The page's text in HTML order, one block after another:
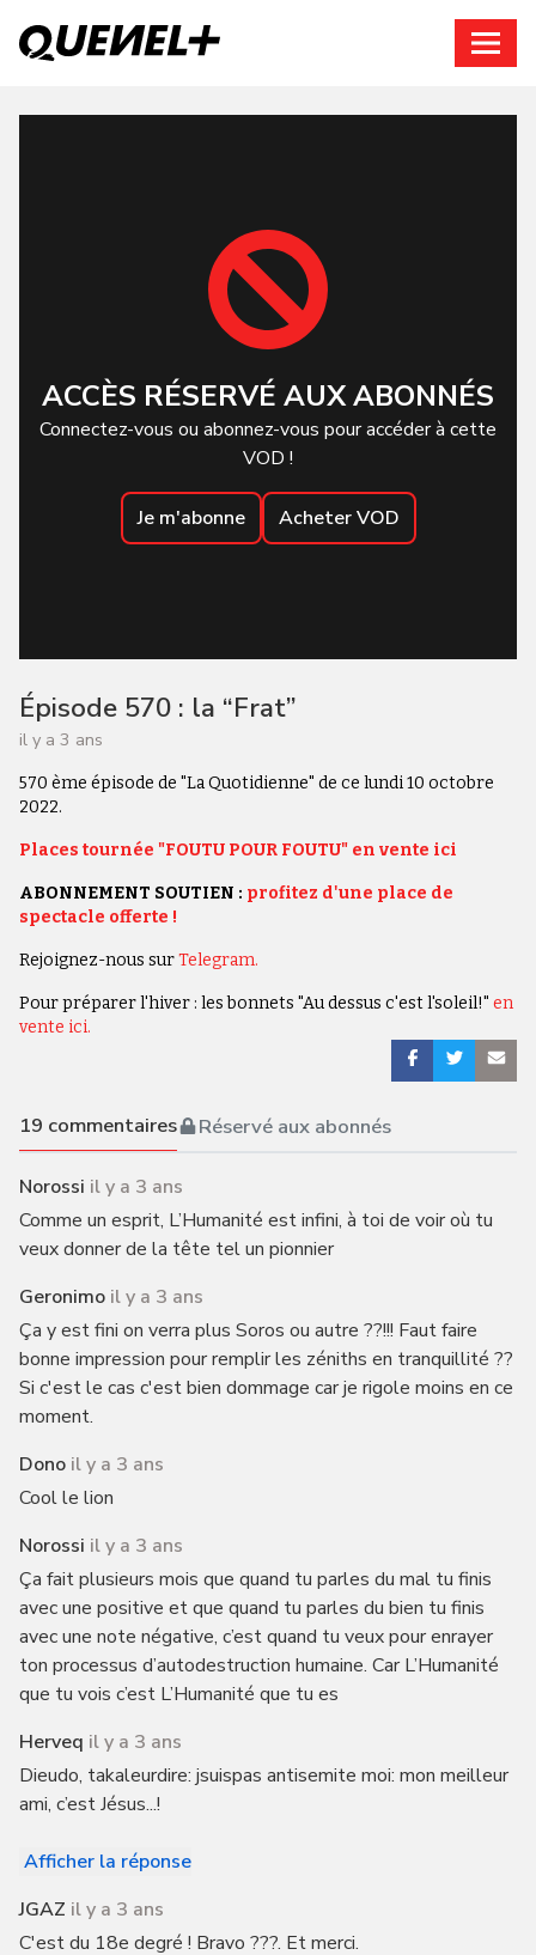
ACCÈS RÉSERVÉ AUX ABONNÉS
Connectez-vous ou abonnez-vous pour accéder à cette
VOD !
Je m'abonne Acheter VOD
Épisode 570 : la “Frat”
il y a 3 ans
570 ème épisode de "La Quotidienne" de ce lundi 10 octobre
2022.
Places tournée "FOUTU POUR FOUTU" en vente ici
ABONNEMENT SOUTIEN : profitez d'une place de
spectacle offerte !
Rejoignez-nous surTelegram.
Pour préparer l'hiver : les bonnets "Au dessus c'est l'soleil!" en
vente ici.
19 commentaires Réservé aux abonnés
Norossi il y a 3 ans
Comme un esprit, L’Humanité est infini, à toi de voir où tu
veux donner de la tête tel un pionnier
Geronimo il y a 3 ans
Ça y est fini on verra plus Soros ou autre ??!!! Faut faire
bonne impression pour remplir les zéniths en tranquillité ??
Si c'est le cas c'est bien dommage car je rigole moins en ce
moment.
Dono il y a 3 ans
Cool le lion
Norossi il y a 3 ans
Ça fait plusieurs mois que quand tu parles du mal tu finis
avec une positive et que quand tu parles du bien tu finis
avec une note négative, c’est quand tu veux pour enrayer
ton processus d’autodestruction humaine. Car L’Humanité
que tu vois c’est L’Humanité que tu es
Herveq il y a 3 ans
Dieudo, takaleurdire: jsuispas antisemite moi: mon meilleur
ami, c’est Jésus...!
Afficher la réponse
JGAZ il y a 3 ans
C'est du 18e degré ! Bravo ???. Et merci.